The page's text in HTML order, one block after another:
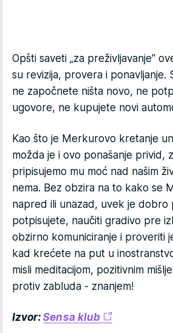
Opšti saveti „za preživljavanje"
su revizija, provera i ponavljanje.
ne započnete ništa novo, ne
ugovore, ne kupujete novi
Kao što je Merkurovo kretanje
možda je i ovo ponašanje privid,
pripisujemo mu moć nad našim
nema. Bez obzira na to kako se
napred ili unazad, uvek je dobro
potpisujete, naučiti gradivo pre
obzirno komuniciranje i proveriti
kad krećete na put u
misli meditacijom, pozitivnim
protiv zabluda - znanjem!
Izvor: Sensa klub